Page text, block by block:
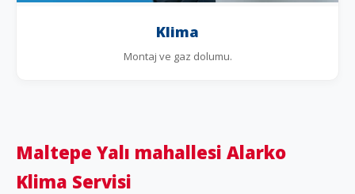
Klima
Montaj ve gaz dolumu.
Maltepe Yalı mahallesi Alarko
Klima Servisi